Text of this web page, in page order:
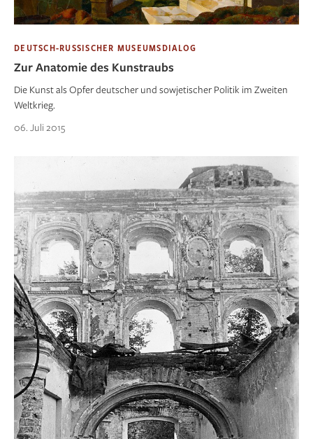
DEUTSCH-RUSSISCHER MUSEUMSDIALOG
Zur Anatomie des Kunstraubs
Die Kunst als Opfer deutscher und sowjetischer Politik im Zweiten
Weltkrieg.
06. Juli 2015